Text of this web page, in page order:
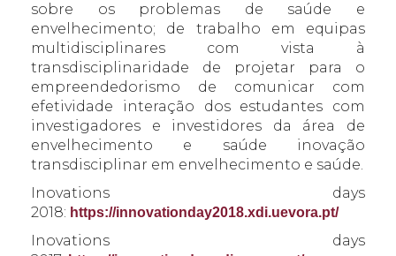
sobre os problemas de saúde e
envelhecimento; de trabalho em equipas
multidisciplinares com vista à
transdisciplinaridade de projetar para o
empreendedorismo de comunicar com
efetividade interação dos estudantes com
investigadores e investidores da área de
envelhecimento e saúde inovação
transdisciplinar em envelhecimento e saúde.
Inovations days
2018: https://innovationday2018.xdi.uevora.pt/
Inovations days